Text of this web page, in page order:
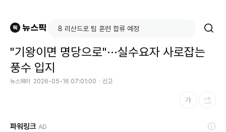
"기왕이면 명당으로"···실수요자 사로잡는
풍수 입지
뉴스웨이 2026-05-16 07:01:00 신고
파워링크 AD